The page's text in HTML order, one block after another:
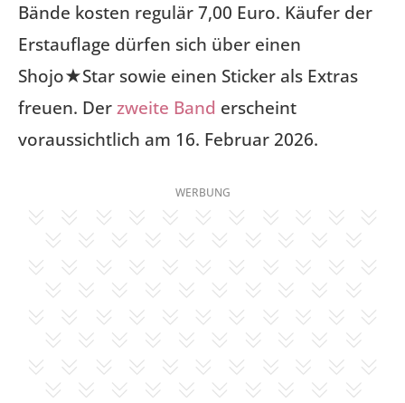
Bände kosten regulär 7,00 Euro. Käufer der
Erstauflage dürfen sich über einen
Shojo★Star sowie einen Sticker als Extras
freuen. Derzweite Band erscheint
voraussichtlich am 16. Februar 2026.
WERBUNG